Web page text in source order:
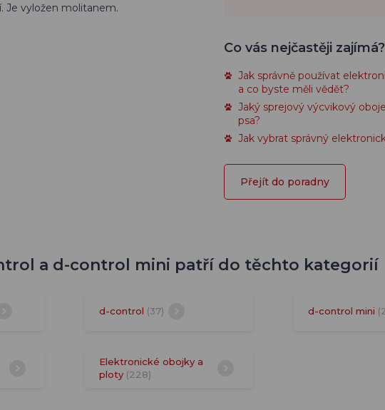
Je vyložen molitanem.
Co vás nejčastěji zajímá?
Jak správně používat
a co byste měli vědět?
Jaký sprejový výcvikový
psa?
Jak vybrat správný
Přejít do poradny
a d-control mini patří do těchto kategorií
d-control (37) d-control mini
Elektronické obojky a
ploty (228)